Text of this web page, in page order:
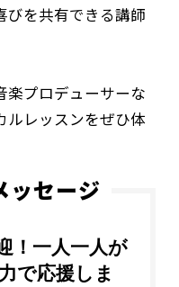
びを共有できる講師
楽プロデューサーな
ルレッスンをぜひ体
ッセージ
！一人一人が
で応援しま